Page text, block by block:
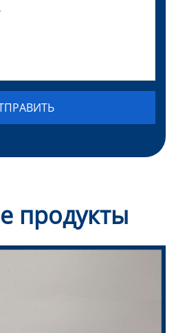
продукты